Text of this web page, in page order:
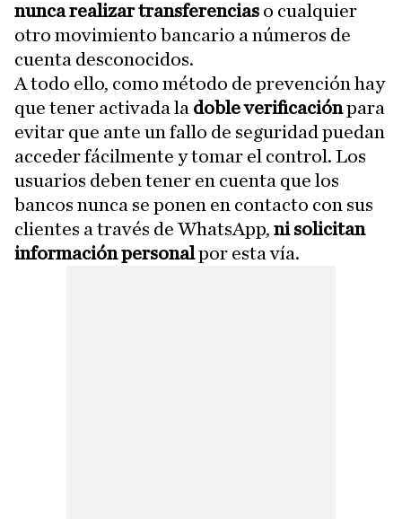
nunca realizar transferencias o cualquier
otro movimiento bancario a números de
cuenta desconocidos.
A todo ello, como método de prevención hay
que tener activada la doble verificaciónpara
evitar que ante un fallo de seguridad puedan
acceder fácilmente y tomar el control. Los
usuarios deben tener en cuenta que los
bancos nunca se ponen en contacto con sus
clientes a través de WhatsApp, ni solicitan
información personalpor esta vía.